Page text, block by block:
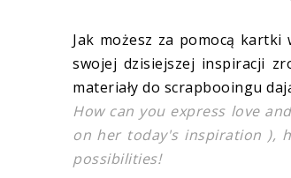
Jak możesz za pomocą kartki
swojej dzisiejszej inspiracji
materiały do scrapbooingu
How can you express love
on her today's inspiration ),
possibilities!